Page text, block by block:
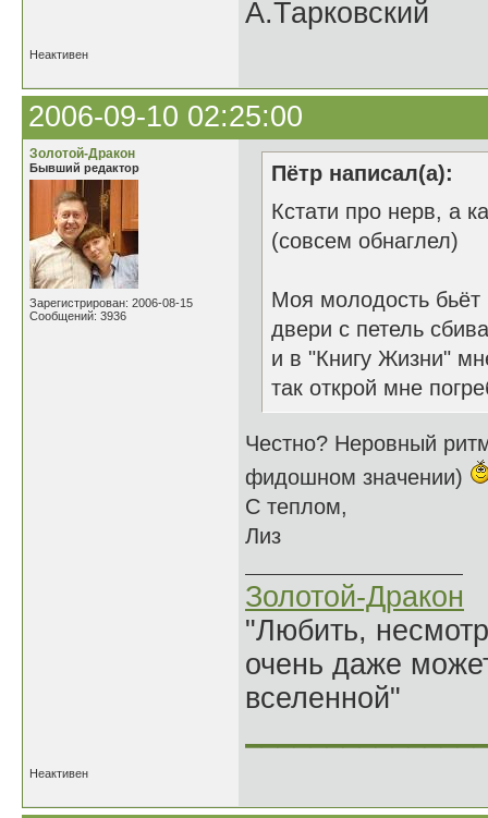
А.Тарковский
Неактивен
2006-09-10 02:25:00
Золотой-Дракон
Бывший редактор
Зарегистрирован: 2006-08-15
Сообщений: 3936
Пётр написал(а):
Кстати про нерв, а
(совсем обнаглел)
Моя молодость
двери с петель
и в "Книгу Жизни"
так открой мне
Честно? Неровный
фидошном значении)
С теплом,
Лиз
Золотой-Дракон
"Любить,
очень даже
вселенной"
Неактивен